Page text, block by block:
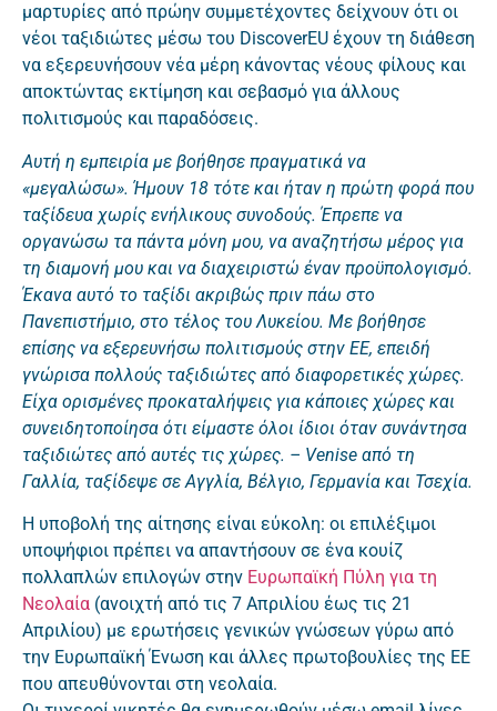
μαρτυρίες από πρώην συμμετέχοντες δείχνουν ότι οι
νέοι ταξιδιώτες μέσω του DiscoverEU έχουν τη διάθεση
να εξερευνήσουν νέα μέρη κάνοντας νέους φίλους και
αποκτώντας εκτίμηση και σεβασμό για άλλους
πολιτισμούς και παραδόσεις.
Αυτή η εμπειρία με βοήθησε πραγματικά να
«μεγαλώσω». Ήμουν 18 τότε και ήταν η πρώτη φορά που
ταξίδευα χωρίς ενήλικους συνοδούς. Έπρεπε να
οργανώσω τα πάντα μόνη μου, να αναζητήσω μέρος για
τη διαμονή μου και να διαχειριστώ έναν προϋπολογισμό.
Έκανα αυτό το ταξίδι ακριβώς πριν πάω στο
Πανεπιστήμιο, στο τέλος του Λυκείου. Με βοήθησε
επίσης να εξερευνήσω πολιτισμούς στην ΕΕ, επειδή
γνώρισα πολλούς ταξιδιώτες από διαφορετικές χώρες.
Είχα ορισμένες προκαταλήψεις για κάποιες χώρες και
συνειδητοποίησα ότι είμαστε όλοι ίδιοι όταν συνάντησα
ταξιδιώτες από αυτές τις χώρες. – Venise από τη
Γαλλία, ταξίδεψε σε Αγγλία, Βέλγιο, Γερμανία και Τσεχία.
Η υποβολή της αίτησης είναι εύκολη: οι επιλέξιμοι
υποψήφιοι πρέπει να απαντήσουν σε ένα κουίζ
πολλαπλών επιλογών στην Ευρωπαϊκή Πύλη για τη
Νεολαία (ανοιχτή από τις 7 Απριλίου έως τις 21
Απριλίου) με ερωτήσεις γενικών γνώσεων γύρω από
την Ευρωπαϊκή Ένωση και άλλες πρωτοβουλίες της ΕΕ
που απευθύνονται στη νεολαία.